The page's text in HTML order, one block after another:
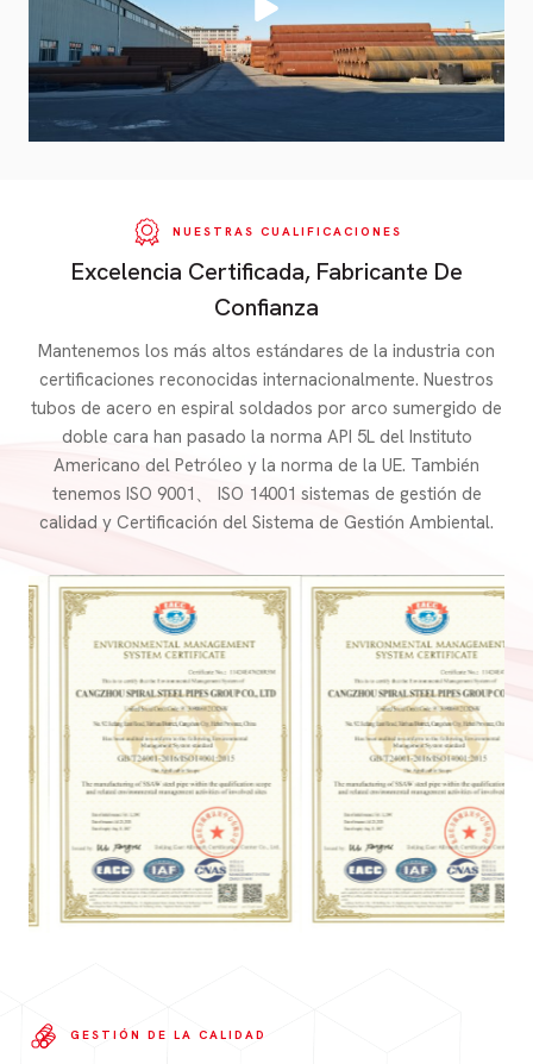
NUESTRAS CUALIFICACIONES
Excelencia Certificada, Fabricante De
Confianza
Mantenemos los más altos estándares de la industria con
certificaciones reconocidas internacionalmente. Nuestros
tubos de acero en espiral soldados por arco sumergido de
doble cara han pasado la norma API 5L del Instituto
Americano del Petróleo y la norma de la UE. También
tenemos ISO 9001、 ISO 14001 sistemas de gestión de
calidad y Certificación del Sistema de Gestión Ambiental.
GESTIÓN DE LA CALIDAD